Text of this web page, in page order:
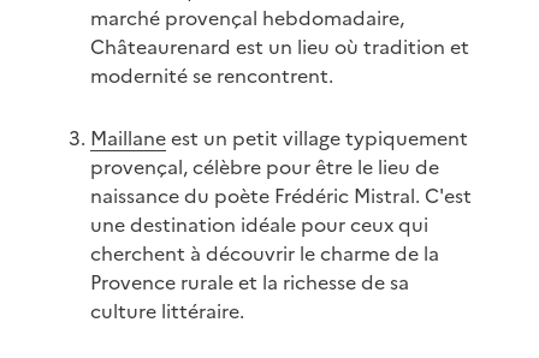
marché provençal hebdomadaire,
Châteaurenard est un lieu où tradition et
modernité se rencontrent.
Maillaneest un petit village typiquement
provençal, célèbre pour être le lieu de
naissance du poète Frédéric Mistral. C'est
une destination idéale pour ceux qui
cherchent à découvrir le charme de la
Provence rurale et la richesse de sa
culture littéraire.